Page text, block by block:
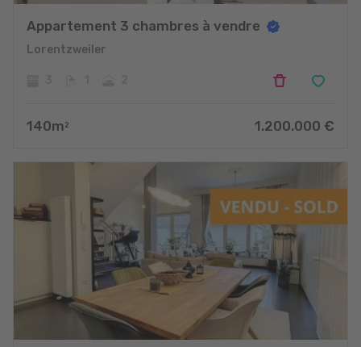
Appartement 3 chambres à vendre
Lorentzweiler
140m 2 1.200.000 €